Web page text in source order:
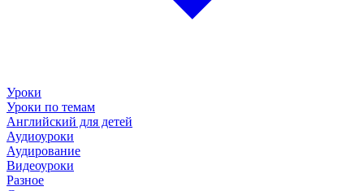
Уроки
Уроки по темам
Английский для детей
Аудиоуроки
Аудирование
Видеоуроки
Разное